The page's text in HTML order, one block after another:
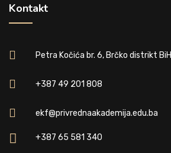
Kontakt
Petra Kočića br. 6, Brčko distrikt BiH
+387 49 201 808
ekf@privrednaakademija.edu.ba
+387 65 581 340